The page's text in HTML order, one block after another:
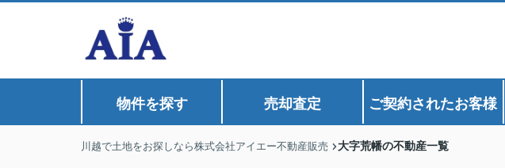
物件を探す 売却査定 ご契約されたお客様
川越で土地をお探しなら株式会社アイエー不動産販売 大字荒幡の不動産一覧